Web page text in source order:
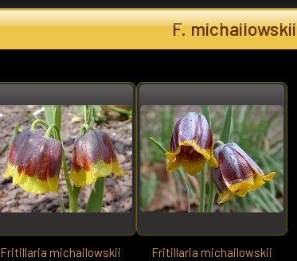
F. michailowskii
Fritillaria michailowskii
Fritillaria michailowskii